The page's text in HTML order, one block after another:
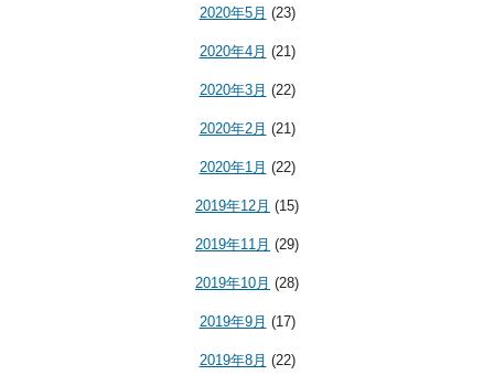
2020年5月 (23)
2020年4月 (21)
2020年3月 (22)
2020年2月 (21)
2020年1月 (22)
2019年12月 (15)
2019年11月 (29)
2019年10月 (28)
2019年9月 (17)
2019年8月 (22)